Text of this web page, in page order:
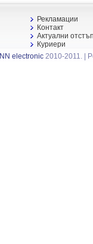
Рекламации
Контакт
Актуални
Куриери
NN electronic 2010-2011. |